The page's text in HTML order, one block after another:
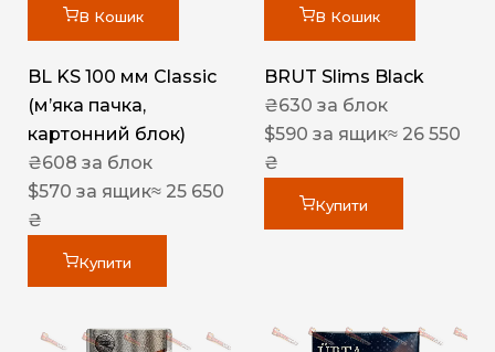
В Кошик
BL KS 100 мм Classic
(м’яка пачка,
картонний блок)
₴608 за блок
$570 за ящик≈ 25 650
₴
Купити
В Кошик
BRUT Slims Black
₴630 за блок
$590 за ящик≈ 26 550
₴
Купити